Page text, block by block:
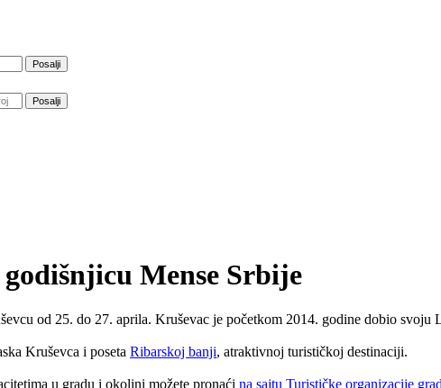
Mense Srbije
od 25. do 27. aprila. Kruševac je početkom 2014. godine dobio svoju
Kruševca i poseta Ribarskoj banji, atraktivnoj turističkoj destinaciji.
u gradu i okolini možete pronaći na sajtu Turističke organizacije